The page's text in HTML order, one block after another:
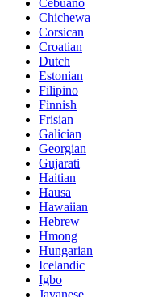
Chichewa
Corsican
Croatian
Dutch
Estonian
Filipino
Finnish
Frisian
Galician
Georgian
Gujarati
Haitian
Hausa
Hawaiian
Hebrew
Hmong
Hungarian
Icelandic
Igbo
Javanese